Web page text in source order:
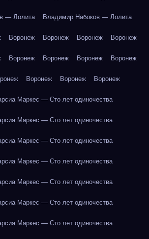
— Лолита Владимир Набоков — Лолита
Воронеж Воронеж Воронеж Воронеж
Воронеж Воронеж Воронеж Воронеж
Воронеж Воронеж Воронеж
Маркес — Сто лет одиночества
Маркес — Сто лет одиночества
Маркес — Сто лет одиночества
Маркес — Сто лет одиночества
Маркес — Сто лет одиночества
Маркес — Сто лет одиночества
Маркес — Сто лет одиночества